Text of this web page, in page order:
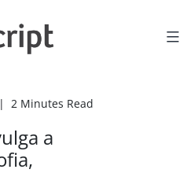
| 2 Minutes Read
a